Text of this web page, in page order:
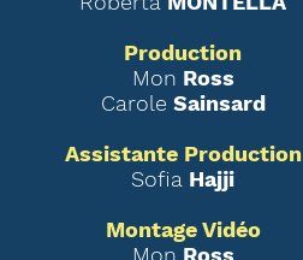
Production
Mon Ross
Carole Sainsard
Assistante Production
Sofia Hajji
Montage Vidéo
Mon Ross